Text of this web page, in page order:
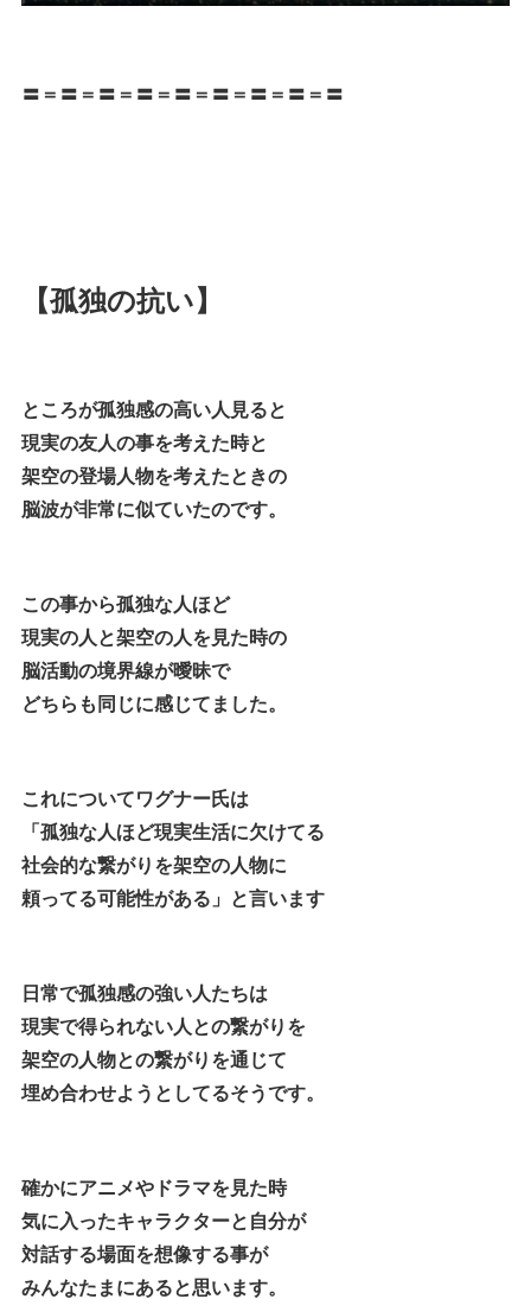
〓＝〓＝〓＝〓＝〓＝〓＝〓＝〓＝〓
【孤独の抗い】
ところが孤独感の高い人見ると
現実の友人の事を考えた時と
架空の登場人物を考えたときの
脳波が非常に似ていたのです。
この事から孤独な人ほど
現実の人と架空の人を見た時の
脳活動の境界線が曖昧で
どちらも同じに感じてました。
これについてワグナー氏は
「孤独な人ほど現実生活に欠けてる
社会的な繋がりを架空の人物に
頼ってる可能性がある」と言います
日常で孤独感の強い人たちは
現実で得られない人との繋がりを
架空の人物との繋がりを通じて
埋め合わせようとしてるそうです。
確かにアニメやドラマを見た時
気に入ったキャラクターと自分が
対話する場面を想像する事が
みんなたまにあると思います。